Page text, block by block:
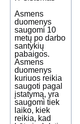
Asmens
duomenys
saugomi 10
metų po darbo
santykių
pabaigos.
Asmens
duomenys
kuriuos reikia
saugoti pagal
įstatymą, yra
saugomi tiek
laiko, kiek
reikia, kad